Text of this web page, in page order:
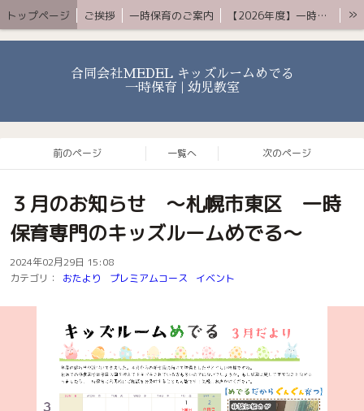
トップページ ご挨拶 一時保育のご案内
【2026年度】一時保育プレミアムコース
お知らせ 〜ブログ〜
よくある質問 アクセス
YouTube
»
合同会社MEDEL キッズルームめでる
一時保育 | 幼児教室
前のページ 一覧へ 次のページ
３月のお知らせ 〜札幌市東区 一時
保育専門のキッズルームめでる〜
2024年02月29日 15:08
カテゴリ：
おたより プレミアムコース イベント